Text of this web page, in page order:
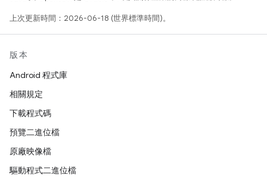
上次更新時間：2026-06-18 (世界標準時間)。
版本
Android 程式庫
相關規定
下載程式碼
預覽二進位檔
原廠映像檔
驅動程式二進位檔